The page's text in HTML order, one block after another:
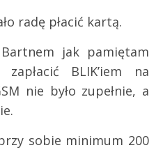
radę płacić kartą.
jak pamiętam
BLIK’iem na
nie było zupełnie, a
sobie minimum 200